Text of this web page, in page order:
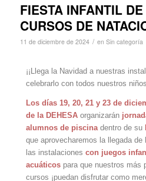
FIESTA INFANTIL
CURSOS DE
11 de diciembre de 2024 / en Sin categoría
¡¡Llega la Navidad a nuestras
celebrarlo con todos nuestros
Los días 19, 20, 21 y 23 de
de la DEHESAorganizarán
alumnos de piscinadentro de su
que aprovecharemos la llegada de
las instalaciones con juegos
acuáticospara que nuestros más
cursos ¡puedan disfrutar como